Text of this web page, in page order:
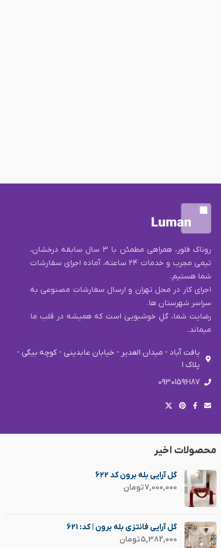
روناک فلور، همراهی مطمئن با ۳ سال سابقه درخشان،
تیمی مجرب و خدمات ۲۴ ساعته، آماده اجرای سفارشات
شما هستیم.
اجرای کار در محل تهران و ارسال سفارشات مصنوعی به
سراسر شهرستان ها.
رضایت شما، گلِ خوشبویی است که همیشه در قلب ما
میماند.
یافت آباد - میدان الغدیر - خیابان عابدینی - کوچه بیگی -
پلاک ۱
09301596187
محصولات اخیر
گل آرایی بله برون کد 622
7,000,000تومان
گل آرایی فانتزی بله برون | کد: 621
5,382,000تومان